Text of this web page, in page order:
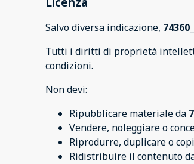
Salvo diversa indicazione,
Tutti i diritti di proprietà
condizioni.
Non devi:
Ripubblicare materiale da
Vendere, noleggiare o
Riprodurre, duplicare o
Ridistribuire il contenuto